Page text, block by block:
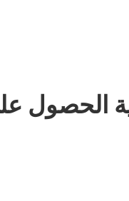
الحصول